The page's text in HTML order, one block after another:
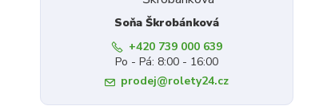
Soňa Škrobánková
+420 739 000 639
Po - Pá: 8:00 - 16:00
prodej@rolety24.cz